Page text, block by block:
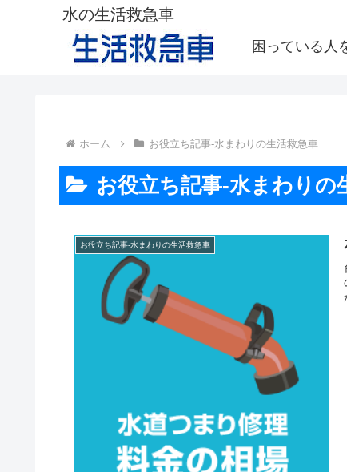
水の生活救急車
困っている人
ホーム お役立ち記事-水まわりの生活救急車
お役立ち記事-水まわりの
お役立ち記事-水まわりの生活救急車